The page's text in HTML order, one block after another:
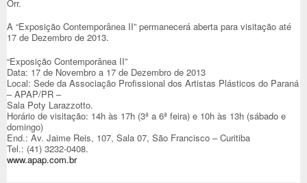
Orr.
A “Exposição Contemporânea II” permanecerá aberta para visitação até
17 de Dezembro de 2013.
“Exposição Contemporânea II”
Data: 17 de Novembro a 17 de Dezembro de 2013
Local: Sede da Associação Profissional dos Artistas Plásticos do Paraná
– APAP/PR –
Sala Poty Larazzotto.
Horário de visitação: 14h às 17h (3ª a 6ª feira) e 10h às 13h (sábado e
domingo)
End.: Av. Jaime Reis, 107, Sala 07, São Francisco – Curitiba
Tel.: (41) 3232-0408.
www.apap.com.br